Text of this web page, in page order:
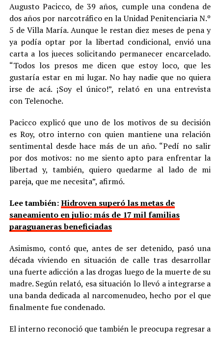
Augusto Pacicco, de 39 años, cumple una condena de
dos años por narcotráfico en la Unidad Penitenciaria N.º
5 de Villa María. Aunque le restan diez meses de pena y
ya podía optar por la libertad condicional, envió una
carta a los jueces solicitando permanecer encarcelado.
“Todos los presos me dicen que estoy loco, que les
gustaría estar en mi lugar. No hay nadie que no quiera
irse de acá. ¡Soy el único!”, relató en una entrevista
con Telenoche.
Pacicco explicó que uno de los motivos de su decisión
es Roy, otro interno con quien mantiene una relación
sentimental desde hace más de un año. “Pedí no salir
por dos motivos: no me siento apto para enfrentar la
libertad y, también, quiero quedarme al lado de mi
pareja, que me necesita”, afirmó.
Lee también:Hidroven superó las metas de
saneamiento en julio: más de 17 mil familias
paraguaneras beneficiadas
Asimismo, contó que, antes de ser detenido, pasó una
década viviendo en situación de calle tras desarrollar
una fuerte adicción a las drogas luego de la muerte de su
madre. Según relató, esa situación lo llevó a integrarse a
una banda dedicada al narcomenudeo, hecho por el que
finalmente fue condenado.
El interno reconoció que también le preocupa regresar a